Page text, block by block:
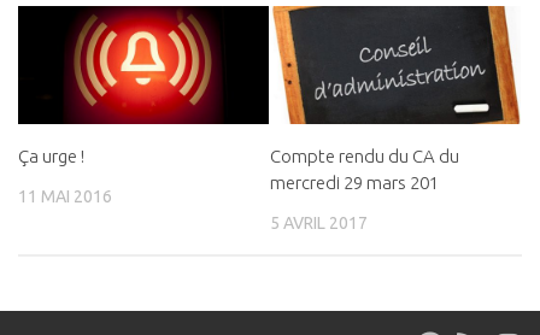
Ça urge !
11 MAI 2016
Compte rendu du CA du
mercredi 29 mars 201
5 AVRIL 2017